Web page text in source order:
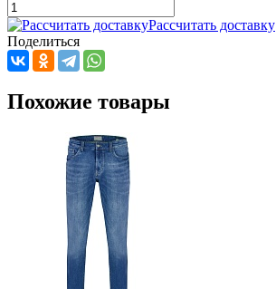
Рассчитать доставку
Поделиться
Похожие товары